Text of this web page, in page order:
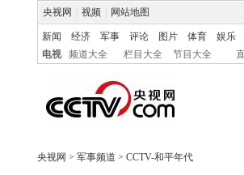
央视网 视频 网站地图
新闻 经济 军事 评论 图片 体育
娱乐
电视
频道大全 栏目大全 节目大全
央视网 > 军事频道 > CCTV-和平年代